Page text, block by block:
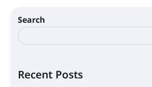
Search
Recent Posts